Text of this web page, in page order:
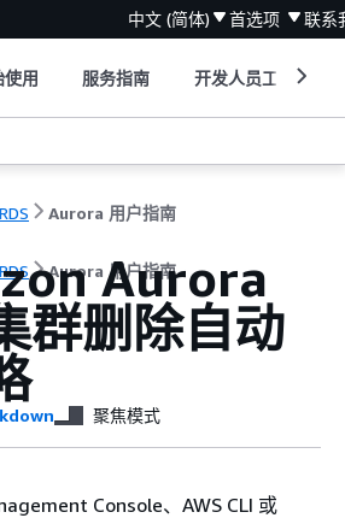
中文 (简体) 首选项 联系
使用 服务指南 开发人员工具
Aurora 用户指南
Aurora 用户指南
Aurora
群删除自动
聚焦模式
Console、AWS CLI 或